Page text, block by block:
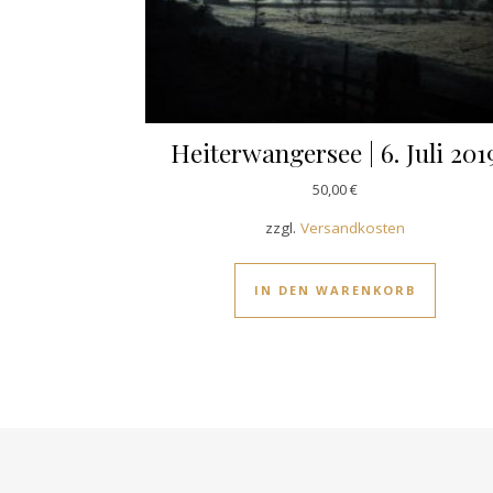
Heiterwangersee | 6. Juli
50,00€
zzgl.Versandkosten
IN DEN WARENKORB